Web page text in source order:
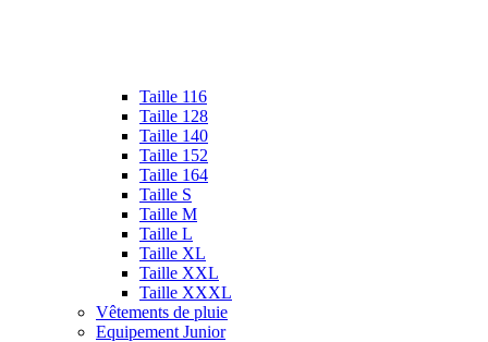
Taille 116
Taille 128
Taille 140
Taille 152
Taille 164
Taille S
Taille M
Taille L
Taille XL
Taille XXL
Taille XXXL
Vêtements de pluie
Equipement Junior